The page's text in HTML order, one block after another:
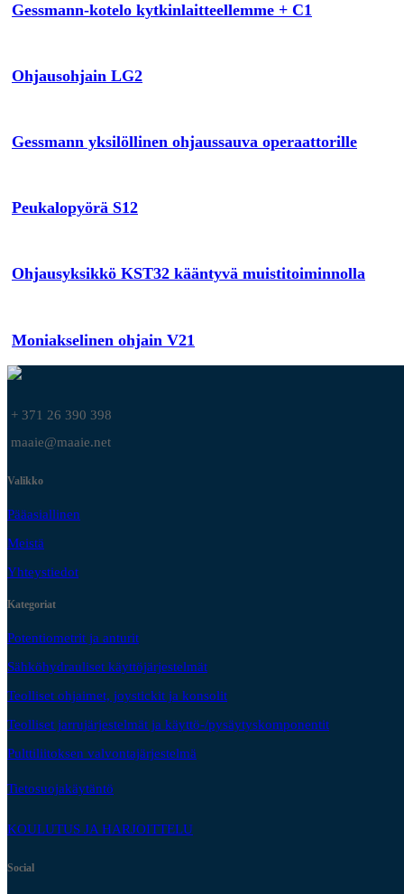
Gessmann-kotelo kytkinlaitteellemme + C1
Ohjausohjain LG2
Gessmann yksilöllinen ohjaussauva operaattorille
Peukalopyörä S12
Ohjausyksikkö KST32 kääntyvä muistitoiminnolla
Moniakselinen ohjain V21
+ 371 26 390 398
maaie@maaie.net
Valikko
Pääasiallinen
Meistä
Yhteystiedot
Kategoriat
Potentiometrit ja anturit
Sähköhydrauliset käyttöjärjestelmät
Teolliset ohjaimet, joystickit ja konsolit
Teolliset jarrujärjestelmät ja käyttö-/pysäytyskomponentit
Pulttiliitoksen valvontajärjestelmä
Tietosuojakäytäntö
KOULUTUS JA HARJOITTELU
Social